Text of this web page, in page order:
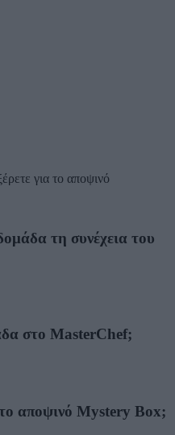
για το αποψινό
τη συνέχεια του
στο MasterChef;
αποψινό Mystery Box;